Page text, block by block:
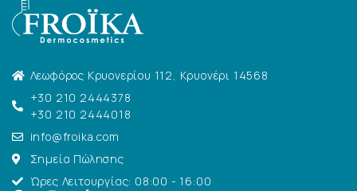
Λεωφόρος Κρυονερίου 112, Κρυονέρι 14568
+30 210 2444378
+30 210 2444018
info@froika.com
Σημεία Πώλησης
Ώρες Λειτουργίας: 08:00 - 16:00